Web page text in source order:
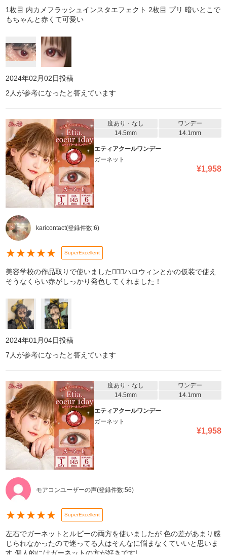
1枚目 内カメフラッシュインスタエフェクト 2枚目 プリ 暗いとこで
もちゃんと赤くて可愛い
2024年02月02日投稿
2 人が参考になったと答えています
度あり・なし
ワンデー
14.5mm
14.1mm
エティアクールワンデー
ガーネット
¥1,958
karicontact(登録件数:6)
★★★★★ SuperExcellent
美容学校の作品取りで使いました🙆🏻‍♀️ハロウィンとかの仮装で使え
そうなくらい赤がしっかり発色してくれました！
2024年01月04日投稿
7 人が参考になったと答えています
度あり・なし
ワンデー
14.5mm
14.1mm
エティアクールワンデー
ガーネット
¥1,958
モアコンユーザーの声(登録件数:56)
★★★★★ SuperExcellent
左右でガーネットとルビーの両方を使いましたが 色の差があまり感
じられなかったので迷ってる人はそんなに悩まなくていいと思いま
す 個人的にはガーネットの方が好きです!